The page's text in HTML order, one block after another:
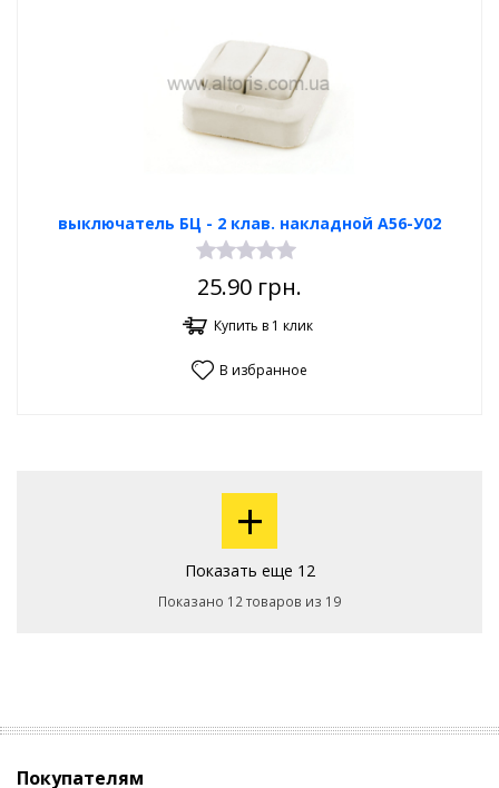
выключатель БЦ - 2 клав. накладной A56-У02
25.90 грн.
Купить в 1 клик
В избранное
+
Показать еще 12
Показано 12 товаров из 19
Покупателям